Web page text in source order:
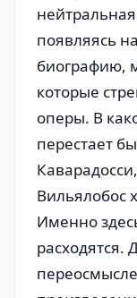
появляясь
биографию,
которые
оперы. В
перестает
Вильялобос
Именно
расходятся.